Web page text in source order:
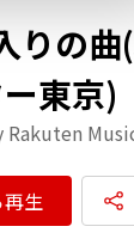
りの曲
東京)
Rakuten
生